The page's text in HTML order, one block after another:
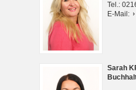
Tel.:
E-Mail:
Sarah